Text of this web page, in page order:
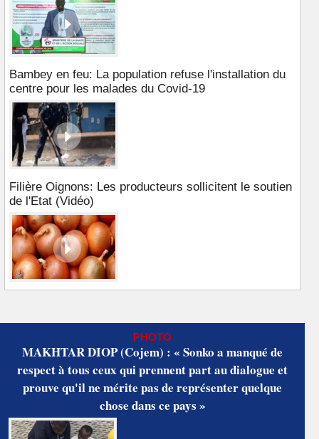
Bambey en feu: La population refuse l'installation du
centre pour les malades du Covid-19
Filière Oignons: Les producteurs sollicitent le soutien
de l'Etat (Vidéo)
PHOTO
MAKHTAR DIOP (Cojem) : « Sonko a manqué de
respect à tous ceux qui prennent part au dialogue et
prouve qu'il ne mérite pas de représenter quelque
chose dans ce pays »